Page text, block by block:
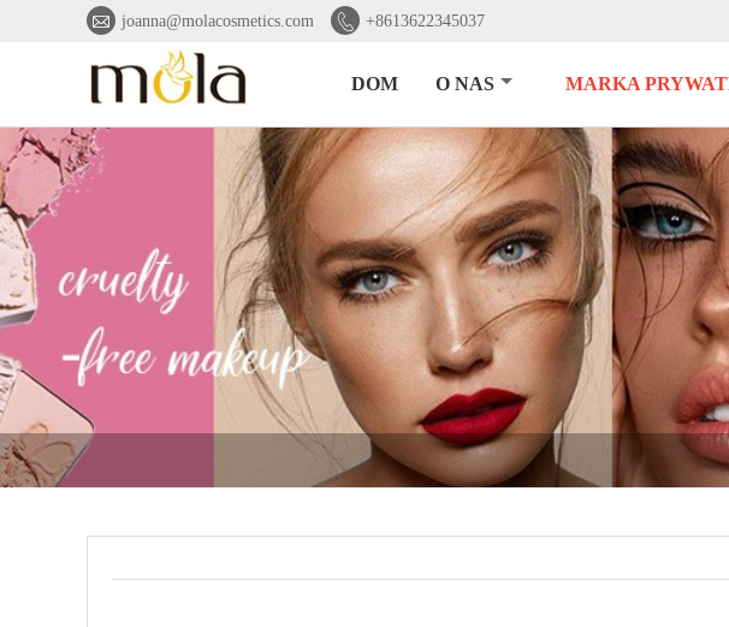
 joanna@molacosmetics.com  +8613622345037
DOM O NAS MARKA